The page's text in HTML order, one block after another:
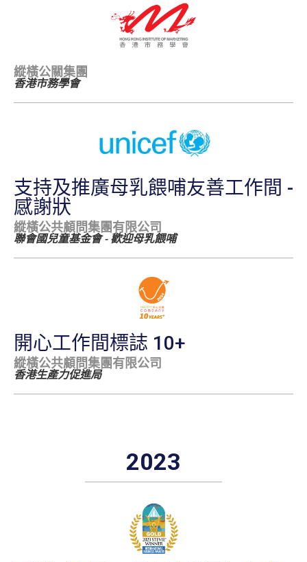
縱橫公關集團
香港市務學會
支持及推廣母乳餵哺友善工作間 -
感謝狀
縱橫公共顧問集團有限公司
聯會國兒童基金會 - 歡迎母乳餵哺
開心工作間標誌 10+
縱橫公共顧問集團有限公司
香港生產力促進局
2023